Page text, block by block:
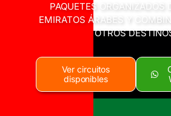
PAQUETES ORGANIZADOS
EMIRATOS ÁRABES Y
OTROS
Ver circuitos
disponibles